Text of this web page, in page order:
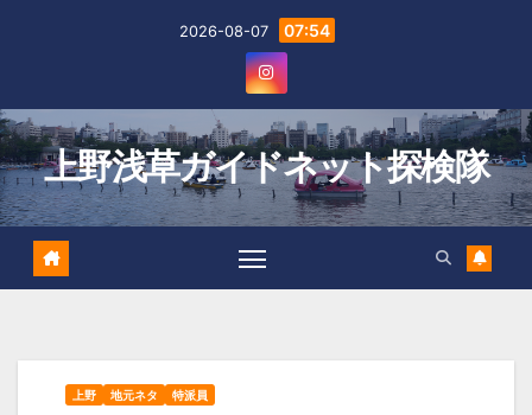
2026-08-07 07:54
上野浅草ガイドネット探検隊
上野 地元ネタ 特派員